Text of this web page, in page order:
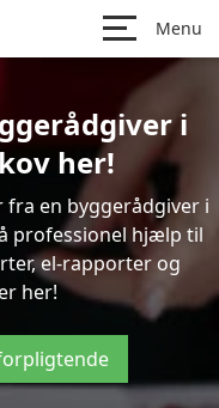
Menu
i
her!
en byggerådgiver i
professionel hjælp til
el-rapporter og
her!